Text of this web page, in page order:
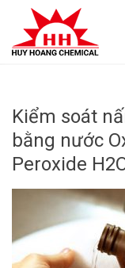
content
Kiểm soát
bằng nước
Peroxide